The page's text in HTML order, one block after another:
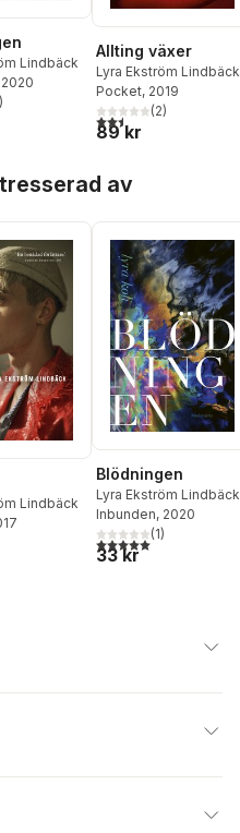
Lindbäck
2020
Totalt antal röster:
)
Allting växer
Lyra Ekström Lindbäck
Pocket, 2019
2,5utav 5 stjärnor.
(2)
89 kr
av
Lindbäck
Blödningen
Lyra Ekström Lindbäck
Inbunden, 2020
5,0utav 5 stjärnor.
(1)
33 kr